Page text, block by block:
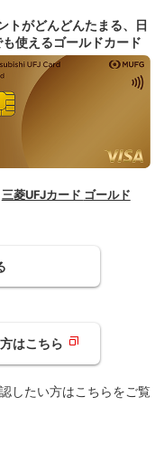
トがどんどんたまる、
日
使えるゴールドカード
三菱UFJカード ゴールド
はこちら
したい方はこちらをご覧